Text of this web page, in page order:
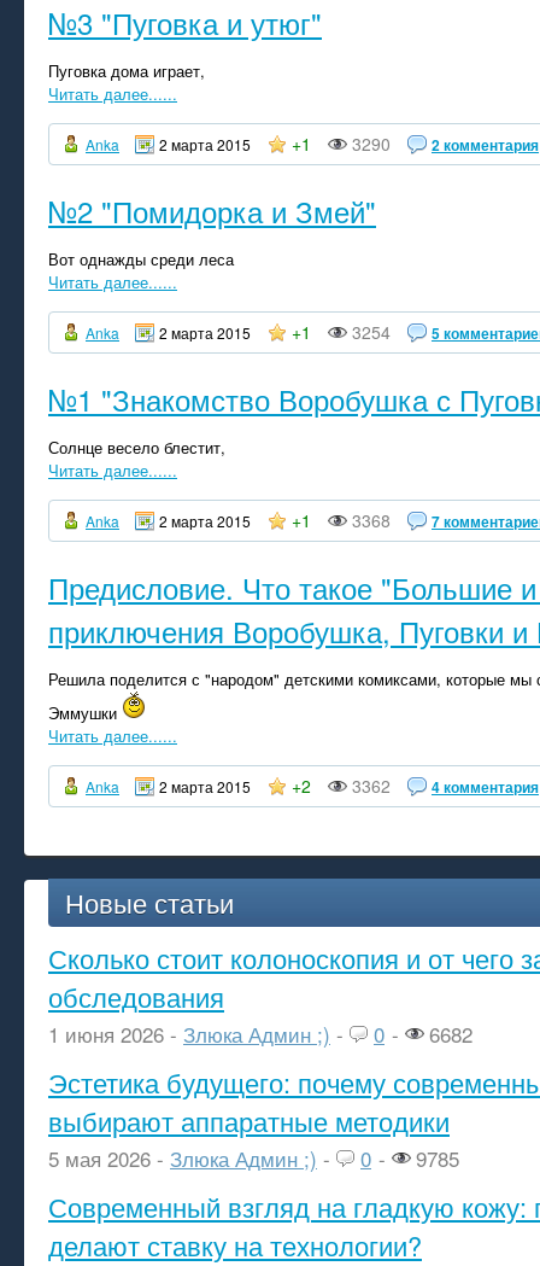
№3 "Пуговка и утюг"
Пуговка дома играет,
Читать далее......
Anka 2 марта 2015 +1 3290 2 комментария
№2 "Помидорка и Змей"
Вот однажды среди леса
Читать далее......
Anka 2 марта 2015 +1 3254 5
№1 "Знакомство Воробушка с
Солнце весело блестит,
Читать далее......
Anka 2 марта 2015 +1 3368 7
Предисловие. Что такое "Большие
приключения Воробушка, Пуговки
Решила поделится с "народом" детскими комиксами, которые
Эммушки
Читать далее......
Anka 2 марта 2015 +2 3362 4 комментария
Новые статьи
Сколько стоит колоноскопия и от чего
обследования
1 июня 2026 - Злюка Админ ;) - 0 - 6682
Эстетика будущего: почему
выбирают аппаратные методики
5 мая 2026 - Злюка Админ ;) - 0 - 9785
Современный взгляд на гладкую кожу:
делают ставку на технологии?